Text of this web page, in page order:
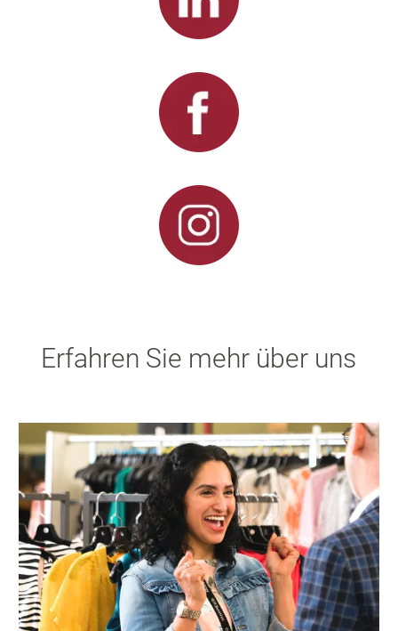
Erfahren Sie mehr über uns